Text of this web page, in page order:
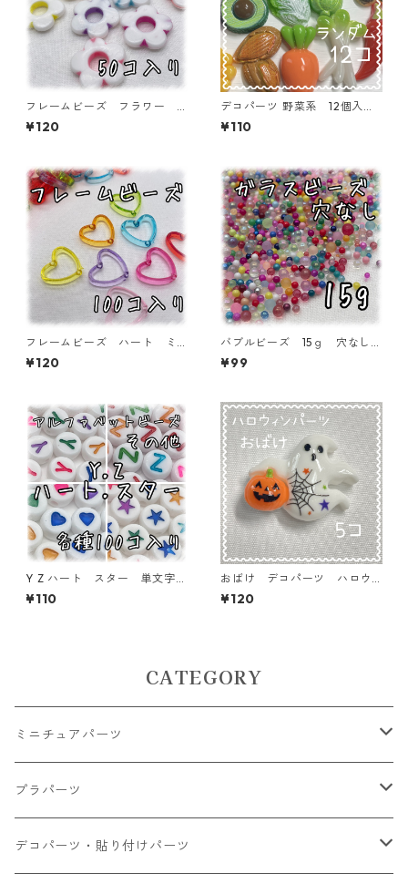
フレームビーズ フラワー
ミックス 50個入り【AB‐F
U13】
¥120
デコパーツ 野菜系 12個入
り 貼り付けパーツ【DP-FU-
MIX12ｙ】
¥110
フレームビーズ ハート ミ
ックス 100個入り【AB‐FU
04】
¥120
バブルビーズ 15ｇ 穴なし
ガラス １~3㎜ 封入パーツ
【BB-15-MIX】
¥99
Y Z ハート スター 単文字
アルファベットビーズ 100個
入り【AB‐EA】
¥110
おばけ デコパーツ ハロウ
ィン 5個入り 貼り付けパー
ツ【DP-HLW-07】
¥120
CATEGORY
ミニチュアパーツ
大きいパーツ グラス系
小さいパーツ グラス系
プラパーツ
ナスカン カニカン
デコパーツ・貼り付けパーツ